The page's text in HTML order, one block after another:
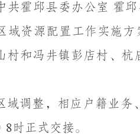
共霍邱县委办公室 霍
域资源配置工作实施方
村和冯井镇彭店村、
域调整，相应户籍业务
8时正式交接。